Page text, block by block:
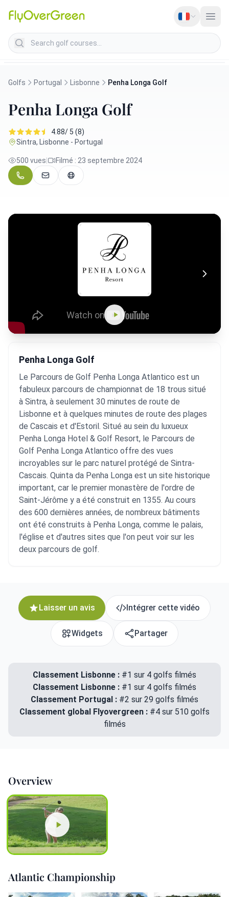
Search golf courses
Golfs Portugal Lisbonne Penha Longa Golf
Penha Longa Golf
4.88/ 5 (8)
Sintra, Lisbonne - Portugal
500 vues Filmé : 23 septembre 2024
Penha Longa Golf
Le Parcours de Golf Penha Longa Atlantico est un
fabuleux parcours de championnat de 18 trous situé
à Sintra, à seulement 30 minutes de route de
Lisbonne et à quelques minutes de route des plages
de Cascais et d'Estoril. Situé au sein du luxueux
Penha Longa Hotel & Golf Resort, le Parcours de
Golf Penha Longa Atlantico offre des vues
incroyables sur le parc naturel protégé de Sintra-
Cascais. Quinta da Penha Longa est un site historique
important, car le premier monastère de l'ordre de
Saint-Jérôme y a été construit en 1355. Au cours
des 600 dernières années, de nombreux bâtiments
ont été construits à Penha Longa, comme le palais,
l'église et d'autres sites que l'on peut voir sur les
deux parcours de golf.
Laisser un avis Intégrer cette vidéo
Widgets Partager
Classement Lisbonne : #1 sur 4 golfs filmés
Classement Lisbonne : #1 sur 4 golfs filmés
Classement Portugal : #2 sur 29 golfs filmés
Classement global Flyovergreen : #4 sur 510 golfs
filmés
Overview
Atlantic Championship